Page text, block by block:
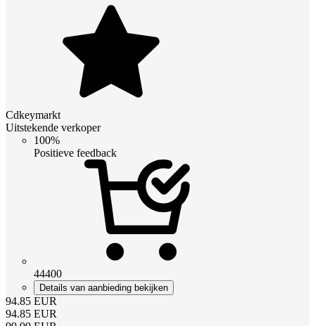
Cdkeymarkt
Uitstekende verkoper
100%
Positieve feedback
44400
Details van aanbieding bekijken
94.85 EUR
94.85 EUR